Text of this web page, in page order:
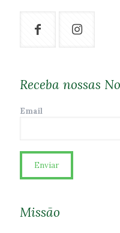
Receba nossas
Email
Missão